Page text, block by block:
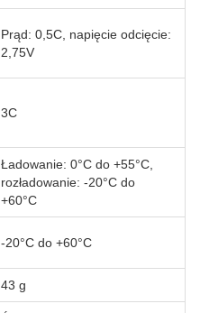
Prąd: 0,5C, napięcie odcięcie:
2,75V
3C
Ładowanie: 0°C do +55°C,
rozładowanie: -20°C do
+60°C
-20°C do +60°C
43 g